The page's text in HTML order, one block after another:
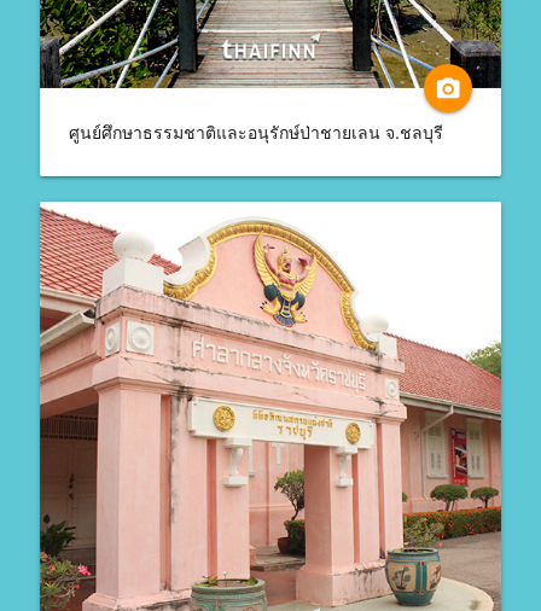
camera_alt
ศูนย์ศึกษาธรรมชาติและอนุรักษ์ป่าชายเลน จ.ชลบุรี